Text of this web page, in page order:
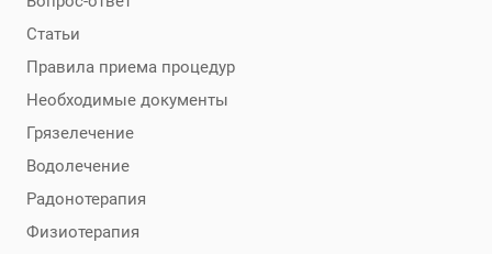
Статьи
Правила приема процедур
Необходимые документы
Грязелечение
Водолечение
Радонотерапия
Физиотерапия